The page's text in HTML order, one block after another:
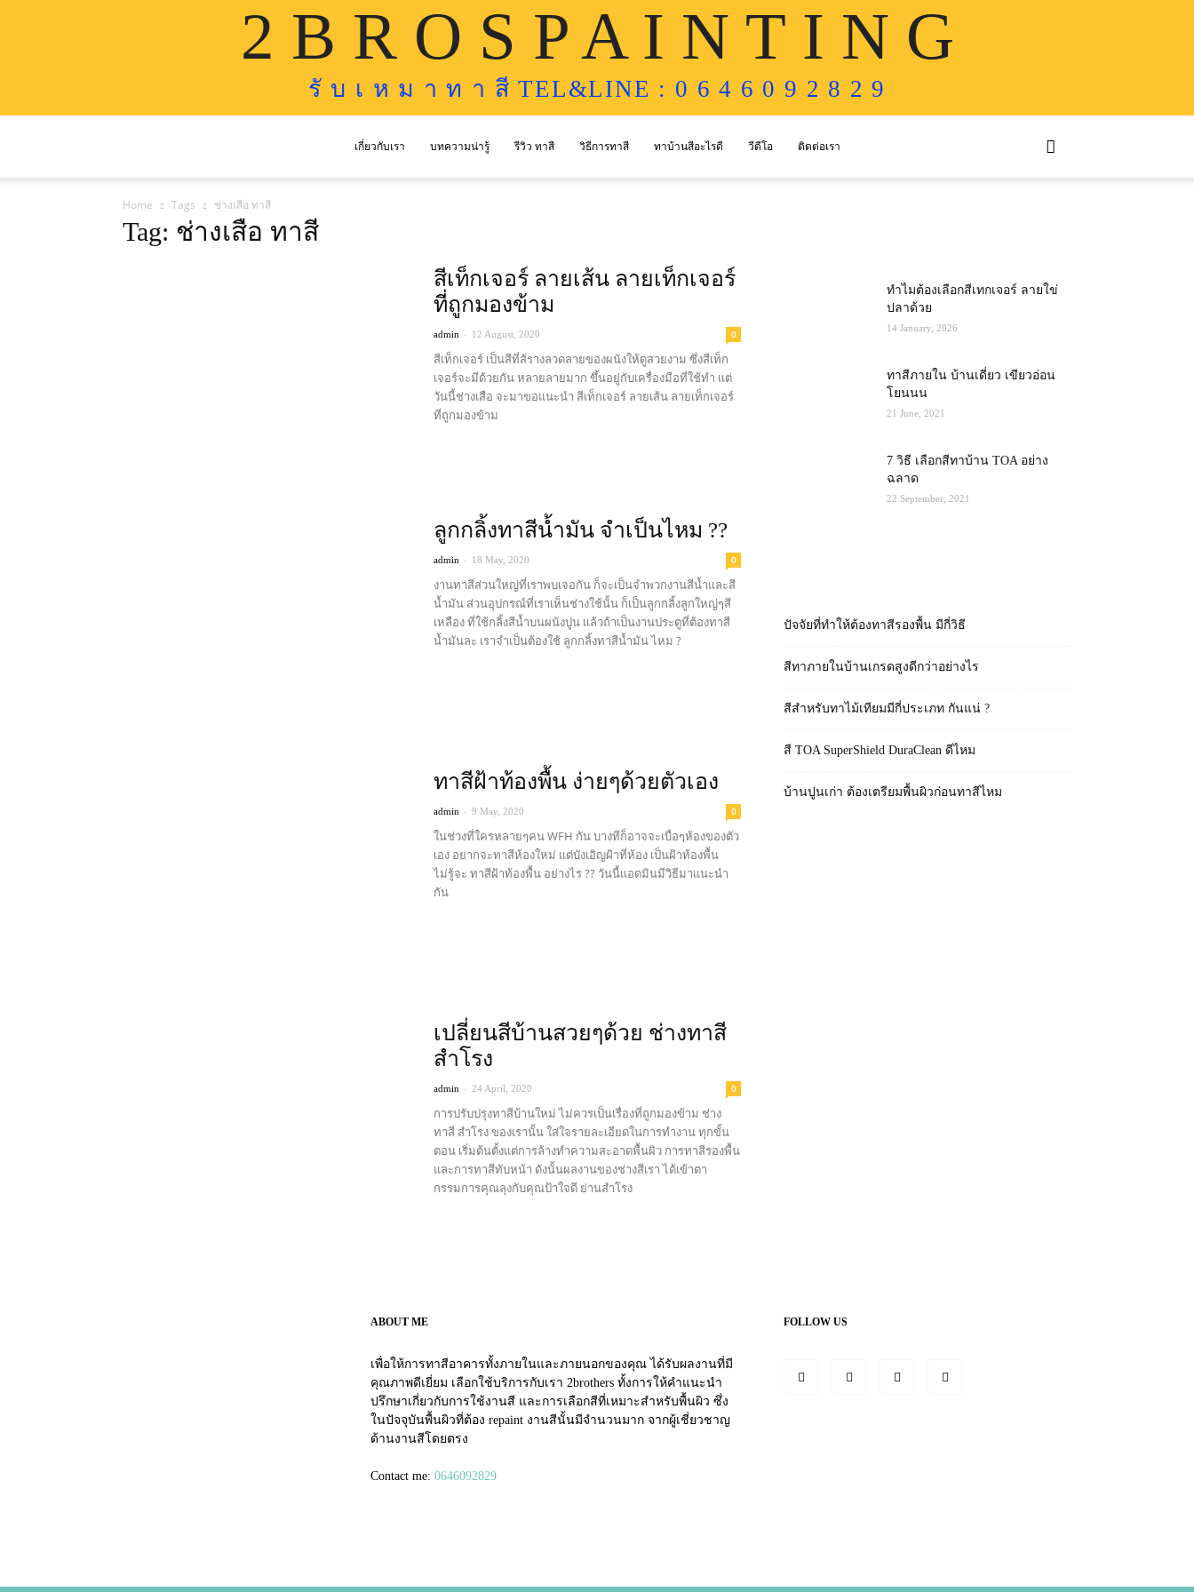
2 B R O S P A I N T I N G
รั บ เ ห ม า ท า สี TEL&LINE : 0 6 4 6 0 9 2 8 2 9
เกี่ยวกับเรา บทความน่ารู้ รีวิว ทาสี วิธีการทาสี ทาบ้านสีอะไรดี วีดีโอ ติดต่อเรา
Home Tags ช่างเสือ ทาสี
Tag: ช่างเสือ ทาสี
สีเท็กเจอร์ ลายเส้น ลายเท็กเจอร์
ที่ถูกมองข้าม
admin - 12 August, 2020 0
สีเท็กเจอร์ เป็นสีที่ส้รางลวดลายของผนังให้ดูสวยงาม ซึ่งสีเท็ก
เจอร์จะมีด้วยกัน หลายลายมาก ขึ้นอยู่กับเครื่องมือที่ใช้ทำ เเต่
วันนี้ช่างเสือ จะมาขอแนะนำ สีเท็กเจอร์ ลายเส้น ลายเท็กเจอร์
ที่ถูกมองข้าม
ลูกกลิ้งทาสีน้ำมัน จำเป็นไหม ??
admin - 18 May, 2020 0
งานทาสีส่วนใหญ่ที่เราพบเจอกัน ก็จะเป็นจำพวกงานสีน้ำเเละสี
น้ำมัน ส่วนอุปกรณ์ที่เราเห็นช่างใช้นั้น ก็เป็นลูกกลิ้งลูกใหญ่ๆสี
เหลือง ที่ใช้กลิ้งสีน้ำบนผนังปูน เเล้วถ้าเป็นงานประตูที่ต้องทาสี
น้ำมันละ เราจำเป็นต้องใช้ ลูกกลิ้งทาสีน้ำมัน ไหม ?
ทาสีฝ้าท้องพื้น ง่ายๆด้วยตัวเอง
admin - 9 May, 2020 0
ในช่วงที่ใครหลายๆคน WFH กัน บางทีก็อาจจะเบื่อๆห้องของตัว
เอง อยากจะทาสีห้องใหม่ แต่บังเอิญฝ้าที่ห้อง เป็นฝ้าท้องพื้น
ไม่รู้จะ ทาสีฝ้าท้องพื้น อย่างไร ?? วันนี้เเอดมินมีวิธีมาเเนะนำ
กัน
เปลี่ยนสีบ้านสวยๆด้วย ช่างทาสี
สำโรง
admin - 24 April, 2020 0
การปรับปรุงทาสีบ้านใหม่ ไม่ควรเป็นเรื่องที่ถูกมองข้าม ช่าง
ทาสี สำโรง ของเรานั้น ใส่ใจรายละเอียดในการทำงาน ทุกขั้น
ตอน เริ่มต้นตั้งแต่การล้างทำความสะอาดพื้นผิว การทาสีรองพื้น
และการทาสีทับหน้า ดังนั้นผลงานของช่างสีเรา ได้เข้าตา
กรรมการคุณลุงกับคุณป้าใจดี ย่านสำโรง
ทำไมต้องเลือกสีเทกเจอร์ ลายใข่
ปลาด้วย
14 January, 2026
ทาสีภายใน บ้านเดี่ยว เขียวอ่อน
โยนนน
21 June, 2021
7 วิธี เลือกสีทาบ้าน TOA อย่าง
ฉลาด
22 September, 2021
ปัจจัยที่ทำให้ต้องทาสีรองพื้น มีกี่วิธี
สีทาภายในบ้านเกรดสูงดีกว่าอย่างไร
สีสำหรับทาไม้เทียมมีกี่ประเภท กันแน่ ?
สี TOA SuperShield DuraClean ดีไหม
บ้านปูนเก่า ต้องเตรียมพื้นผิวก่อนทาสีไหม
ABOUT ME
เพื่อให้การทาสีอาคารทั้งภายในและภายนอกของคุณ ได้รับผลงานที่มี
คุณภาพดีเยี่ยม เลือกใช้บริการกับเรา 2brothers ทั้งการให้คำแนะนำ
ปรึกษาเกี่ยวกับการใช้งานสี และการเลือกสีที่เหมาะสำหรับพื้นผิว ซึ่ง
ในปัจจุบันพื้นผิวที่ต้อง repaint งานสีนั้นมีจำนวนมาก จากผู้เชี่ยวชาญ
ด้านงานสีโดยตรงtv izle
Contact me: 0646092829
FOLLOW US